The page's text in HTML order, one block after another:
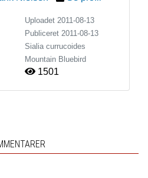
Uploadet 2011-08-13
Publiceret 2011-08-13
Sialia currucoides
Mountain Bluebird
1501